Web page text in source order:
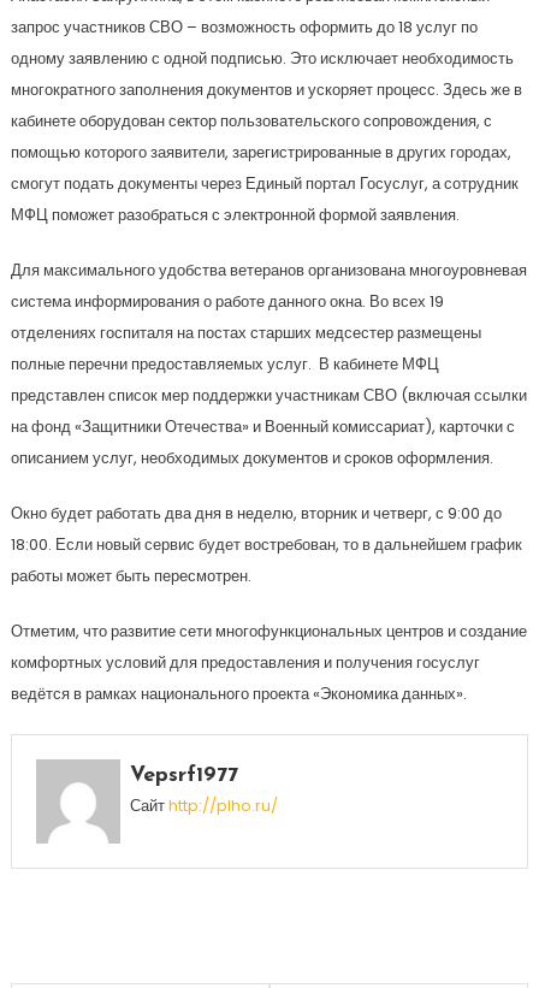
запрос участников СВО – возможность оформить до 18 услуг по
одному заявлению с одной подписью. Это исключает необходимость
многократного заполнения документов и ускоряет процесс. Здесь же в
кабинете оборудован сектор пользовательского сопровождения, с
помощью которого заявители, зарегистрированные в других городах,
смогут подать документы через Единый портал Госуслуг, а сотрудник
МФЦ поможет разобраться с электронной формой заявления.
Для максимального удобства ветеранов организована многоуровневая
система информирования о работе данного окна. Во всех 19
отделениях госпиталя на постах старших медсестер размещены
полные перечни предоставляемых услуг. В кабинете МФЦ
представлен список мер поддержки участникам СВО (включая ссылки
на фонд «Защитники Отечества» и Военный комиссариат), карточки с
описанием услуг, необходимых документов и сроков оформления.
Окно будет работать два дня в неделю, вторник и четверг, с 9:00 до
18:00. Если новый сервис будет востребован, то в дальнейшем график
работы может быть пересмотрен.
Отметим, что развитие сети многофункциональных центров и создание
комфортных условий для предоставления и получения госуслуг
ведётся в рамках национального проекта «Экономика данных».
Vepsrf1977
Сайтhttp://plho.ru/